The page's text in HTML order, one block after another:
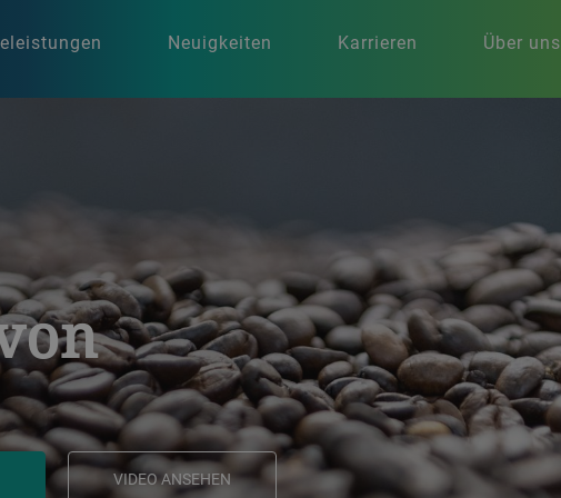
Neuigkeiten Karrieren Über uns
VIDEO ANSEHEN